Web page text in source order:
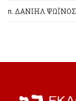
π. ΔΑΝΙΗΛ ΨΩΪΝΟΣ